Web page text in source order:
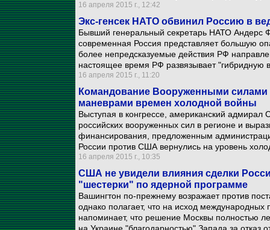
16 апреля 2015 г., 12:42
Экс-генсек НАТО обвинил Россию в
Бывший генеральный секретарь НАТО Андерс
современная Россия представляет большую
более непредсказуемые действия РФ
настоящее время РФ развязывает "гибридную
16 апреля 2015 г., 11:20
Командование Вооруженными
маневрами времен холодной войны
Выступая в конгрессе, американский
российских вооруженных сил в регионе и
финансирования, предложенным
России против США вернулись на уровень
16 апреля 2015 г., 10:35
США не увидели влияния сделки
"шестерки" по ядерной программе
Вашингтон по-прежнему возражает против
однако полагает, что на исход международных
напоминает, что решение Москвы полностью